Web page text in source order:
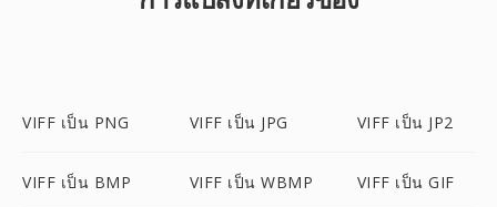
VIFF เป็น PNG VIFF เป็น JPG VIFF เป็น JP2
VIFF เป็น BMP VIFF เป็น WBMP VIFF เป็น GIF